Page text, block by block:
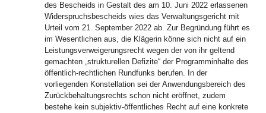
des Bescheids in Gestalt des am 10. Juni 2022 erlassenen
Widerspruchsbescheids wies das Verwaltungsgericht mit
Urteil vom 21. September 2022 ab. Zur Begründung führt es
im Wesentlichen aus, die Klägerin könne sich nicht auf ein
Leistungsverweigerungsrecht wegen der von ihr geltend
gemachten „strukturellen Defizite“ der Programminhalte des
öffentlich-rechtlichen Rundfunks berufen. In der
vorliegenden Konstellation sei der Anwendungsbereich des
Zurückbehaltungsrechts schon nicht eröffnet, zudem
bestehe kein subjektiv-öffentliches Recht auf eine konkrete